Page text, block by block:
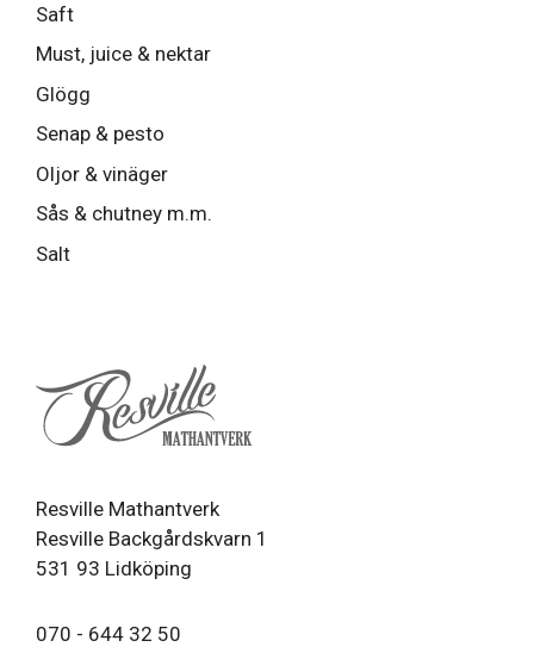
Saft
Must, juice & nektar
Glögg
Senap & pesto
Oljor & vinäger
Sås & chutney m.m.
Salt
Resville Mathantverk
Resville Backgårdskvarn 1
531 93 Lidköping
070 - 644 32 50